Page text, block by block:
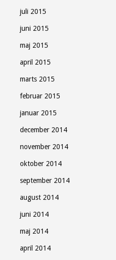
juli 2015
juni 2015
maj 2015
april 2015
marts 2015
februar 2015
januar 2015
december 2014
november 2014
oktober 2014
september 2014
august 2014
juni 2014
maj 2014
april 2014